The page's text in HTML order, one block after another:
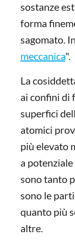
sostanze
forma
sagomato.
meccanica".
La
ai confini di
superfici
atomici
più elevato
a
sono tanto
sono le
quanto più
altre.